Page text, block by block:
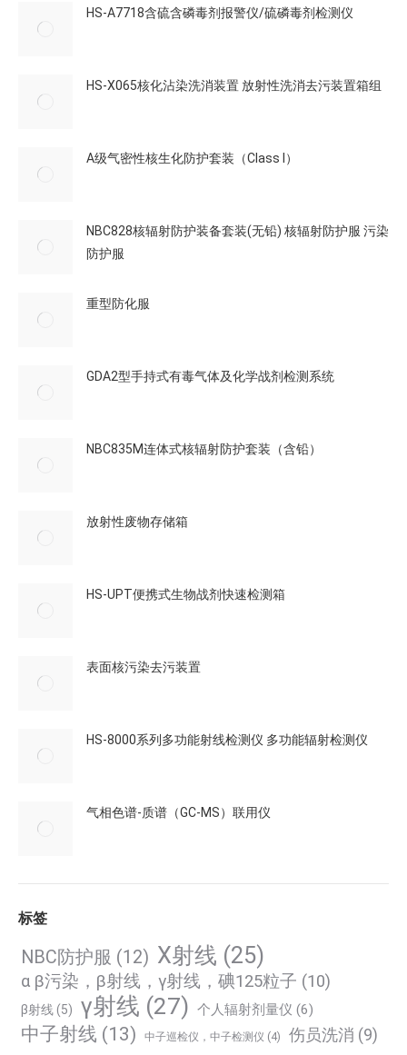
HS-A7718含硫含磷毒剂报警仪/硫磷毒剂检测仪
HS-X065核化沾染洗消装置 放射性洗消去污装置箱组
A级气密性核生化防护套装（Class I）
NBC828核辐射防护装备套装(无铅) 核辐射防护服 污染
防护服
重型防化服
GDA2型手持式有毒气体及化学战剂检测系统
NBC835M连体式核辐射防护套装（含铅）
放射性废物存储箱
HS-UPT便携式生物战剂快速检测箱
表面核污染去污装置
HS-8000系列多功能射线检测仪 多功能辐射检测仪
气相色谱-质谱（GC-MS）联用仪
标签
NBC防护服 (12) X射线 (25)
α β污染，β射线，γ射线，碘125粒子 (10)
β射线(5) γ射线 (27) 个人辐射剂量仪 (6)
中子射线 (13) 中子巡检仪，中子检测仪 (4) 伤员洗消 (9)